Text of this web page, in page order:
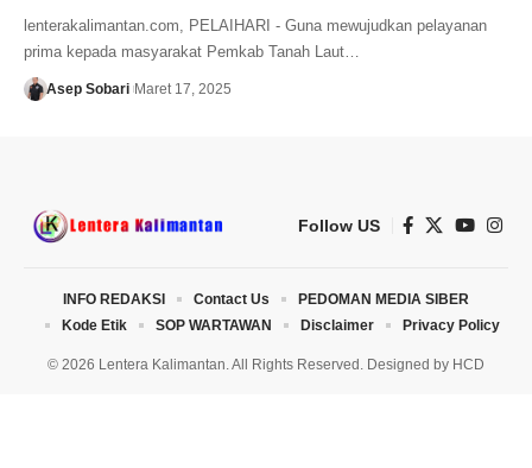
lenterakalimantan.com, PELAIHARI - Guna mewujudkan pelayanan
prima kepada masyarakat Pemkab Tanah Laut…
Asep Sobari Maret 17, 2025
Follow US
© 2026 Lentera Kalimantan. All Rights Reserved. Designed by HCD
INFO REDAKSI Contact Us
PEDOMAN MEDIA SIBER
Kode Etik
SOP WARTAWAN Disclaimer Privacy Policy